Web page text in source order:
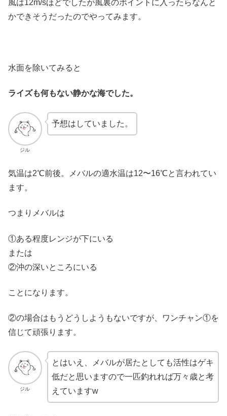
風は12m/sほどでしたが風裏のポイントに入ったらなんと
かできそうだったのでやってみます。
水面を除いてみると
ライズも何もない静かな海でした。
ジル
予想はしていました。
気温は2℃前後。メバルの適水温は12〜16℃と言われてい
ます。
つまりメバルは
①ある程度レンジが下にいる
または
②沖の深いところにいる
ことになります。
②の場合はもうどうしようもないですが、ワンチャン①を
信じて頑張ります。
ジル
とはいえ、メバルが居たとしても活性はゲキ
低だと思いますので一匹釣れれば万々歳と考
えていますw